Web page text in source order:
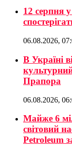
12 серпня
06.08.2026,
В Україні
Прапора
06.08.2026,
Майже 6
світовий
Petroleum